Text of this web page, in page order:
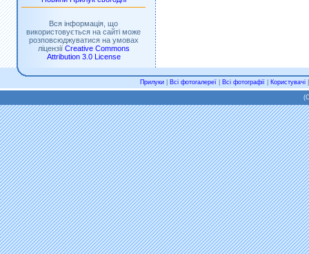
Вся інформація, що
використовується на сайті може
розповсюджуватися на умовах
ліцензії Creative Commons
Attribution 3.0 License
Прилуки| Всі фотогалереї| Всі фотографії| Користувачі